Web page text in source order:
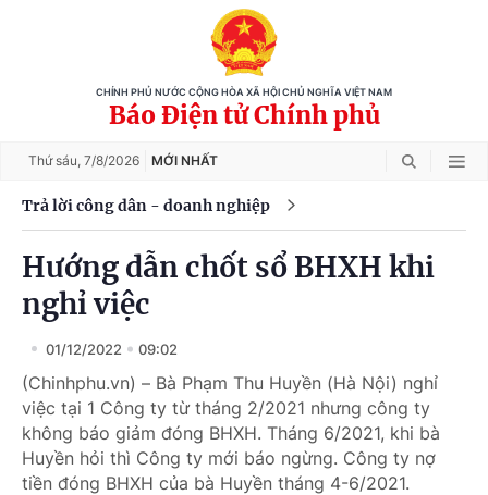
CHÍNH PHỦ NƯỚC CỘNG HÒA XÃ HỘI CHỦ NGHĨA VIỆT NAM
Báo Điện tử Chính phủ
Thứ sáu, 7/8/2026 MỚI NHẤT
Trả lời công dân - doanh nghiệp
Hướng dẫn chốt sổ BHXH khi
nghỉ việc
01/12/2022 09:02
(Chinhphu.vn) – Bà Phạm Thu Huyền (Hà Nội) nghỉ
việc tại 1 Công ty từ tháng 2/2021 nhưng công ty
không báo giảm đóng BHXH. Tháng 6/2021, khi bà
Huyền hỏi thì Công ty mới báo ngừng. Công ty nợ
tiền đóng BHXH của bà Huyền tháng 4-6/2021.